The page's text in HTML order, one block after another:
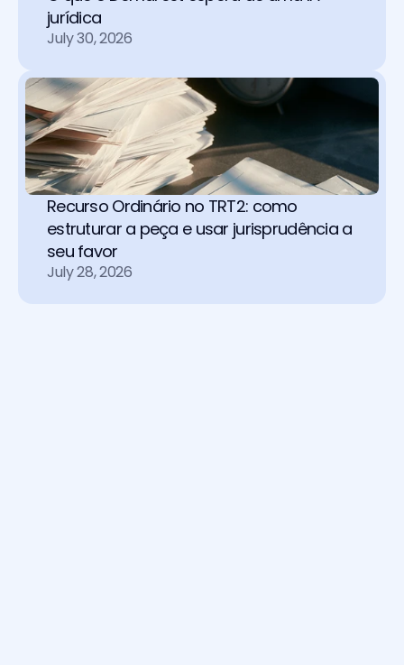
jurídica
July 30, 2026
Recurso Ordinário no TRT2: como
estruturar a peça e usar jurisprudência a
seu favor
July 28, 2026